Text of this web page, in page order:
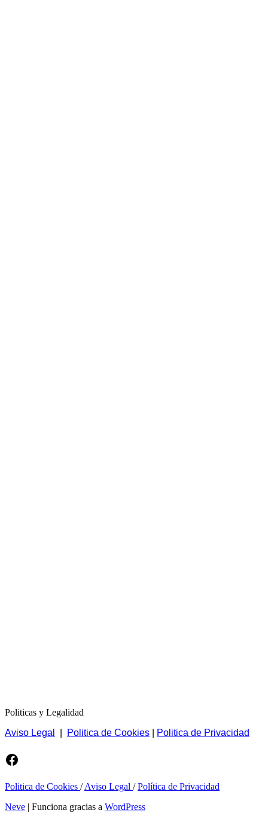
Politicas y Legalidad
Aviso Legal
Politica de Cookies Politica de Privacidad
Facebook
Politica de Cookies /Aviso Legal /Política de Privacidad
Neve | Funciona gracias a WordPress